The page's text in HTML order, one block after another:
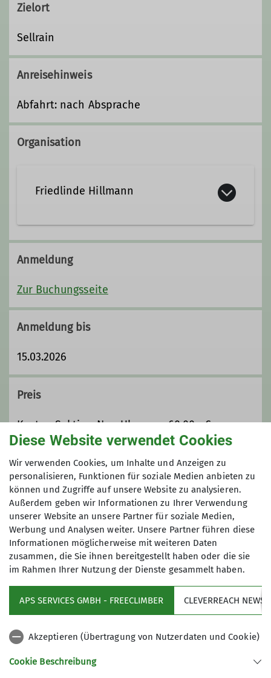
Zielort
Sellrain
Anreisehinweis
Abfahrt: nach Absprache
Organisation
Friedlinde Hillmann
friedlinde.hillmann@dav-neu-
ulm.de
Qualifikationen
Trainer C Bergwandern
Schneeschuhbergsteigen
Ämter
Anmeldung
Zur Buchungsseite
Anmeldung bis
15.03.2026
Preis
Kosten Sektion Neu-Ulm 60,00
€
Kosten andere Sektion:
75,00
€
Maximale Teilnehmeranzahl
7
Aktiv sein
Diese Website verwendet Cookies
Wir verwenden Cookies, um Inhalte und Anzeigen zu
personalisieren, Funktionen für soziale Medien anbieten zu
können und Zugriffe auf unsere Website zu analysieren.
Außerdem geben wir Informationen zu Ihrer Verwendung
unserer Website an unsere Partner für soziale Medien,
Werbung und Analysen weiter. Unsere Partner führen diese
Informationen möglicherweise mit weiteren Daten
zusammen, die Sie ihnen bereitgestellt haben oder die sie
im Rahmen Ihrer Nutzung der Dienste gesammelt haben.
APS SERVICES GMBH - FREECLIMBER CLEVERREACH
Akzeptieren (Übertragung von Nutzerdaten und Cookie)
Cookie Beschreibung